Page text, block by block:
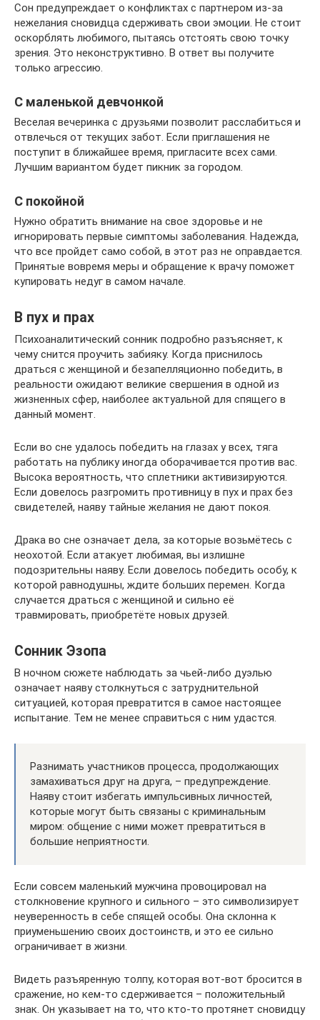
Сон предупреждает о конфликтах с партнером из-за
нежелания сновидца сдерживать свои эмоции. Не стоит
оскорблять любимого, пытаясь отстоять свою точку
зрения. Это неконструктивно. В ответ вы получите
только агрессию.
С маленькой девчонкой
Веселая вечеринка с друзьями позволит расслабиться и
отвлечься от текущих забот. Если приглашения не
поступит в ближайшее время, пригласите всех сами.
Лучшим вариантом будет пикник за городом.
С покойной
Нужно обратить внимание на свое здоровье и не
игнорировать первые симптомы заболевания. Надежда,
что все пройдет само собой, в этот раз не оправдается.
Принятые вовремя меры и обращение к врачу поможет
купировать недуг в самом начале.
В пух и прах
Психоаналитический сонник подробно разъясняет, к
чему снится проучить забияку. Когда приснилось
драться с женщиной и безапелляционно победить, в
реальности ожидают великие свершения в одной из
жизненных сфер, наиболее актуальной для спящего в
данный момент.
Если во сне удалось победить на глазах у всех, тяга
работать на публику иногда оборачивается против вас.
Высока вероятность, что сплетники активизируются.
Если довелось разгромить противницу в пух и прах без
свидетелей, наяву тайные желания не дают покоя.
Драка во сне означает дела, за которые возьмётесь с
неохотой. Если атакует любимая, вы излишне
подозрительны наяву. Если довелось победить особу, к
которой равнодушны, ждите больших перемен. Когда
случается драться с женщиной и сильно её
травмировать, приобретёте новых друзей.
Сонник Эзопа
В ночном сюжете наблюдать за чьей-либо дуэлью
означает наяву столкнуться с затруднительной
ситуацией, которая превратится в самое настоящее
испытание. Тем не менее справиться с ним удастся.
Разнимать участников процесса, продолжающих
замахиваться друг на друга, – предупреждение.
Наяву стоит избегать импульсивных личностей,
которые могут быть связаны с криминальным
миром: общение с ними может превратиться в
большие неприятности.
Если совсем маленький мужчина провоцировал на
столкновение крупного и сильного – это символизирует
неуверенность в себе спящей особы. Она склонна к
приуменьшению своих достоинств, и это ее сильно
ограничивает в жизни.
Видеть разъяренную толпу, которая вот-вот бросится в
сражение, но кем-то сдерживается – положительный
знак. Он указывает на то, что кто-то протянет сновидцу